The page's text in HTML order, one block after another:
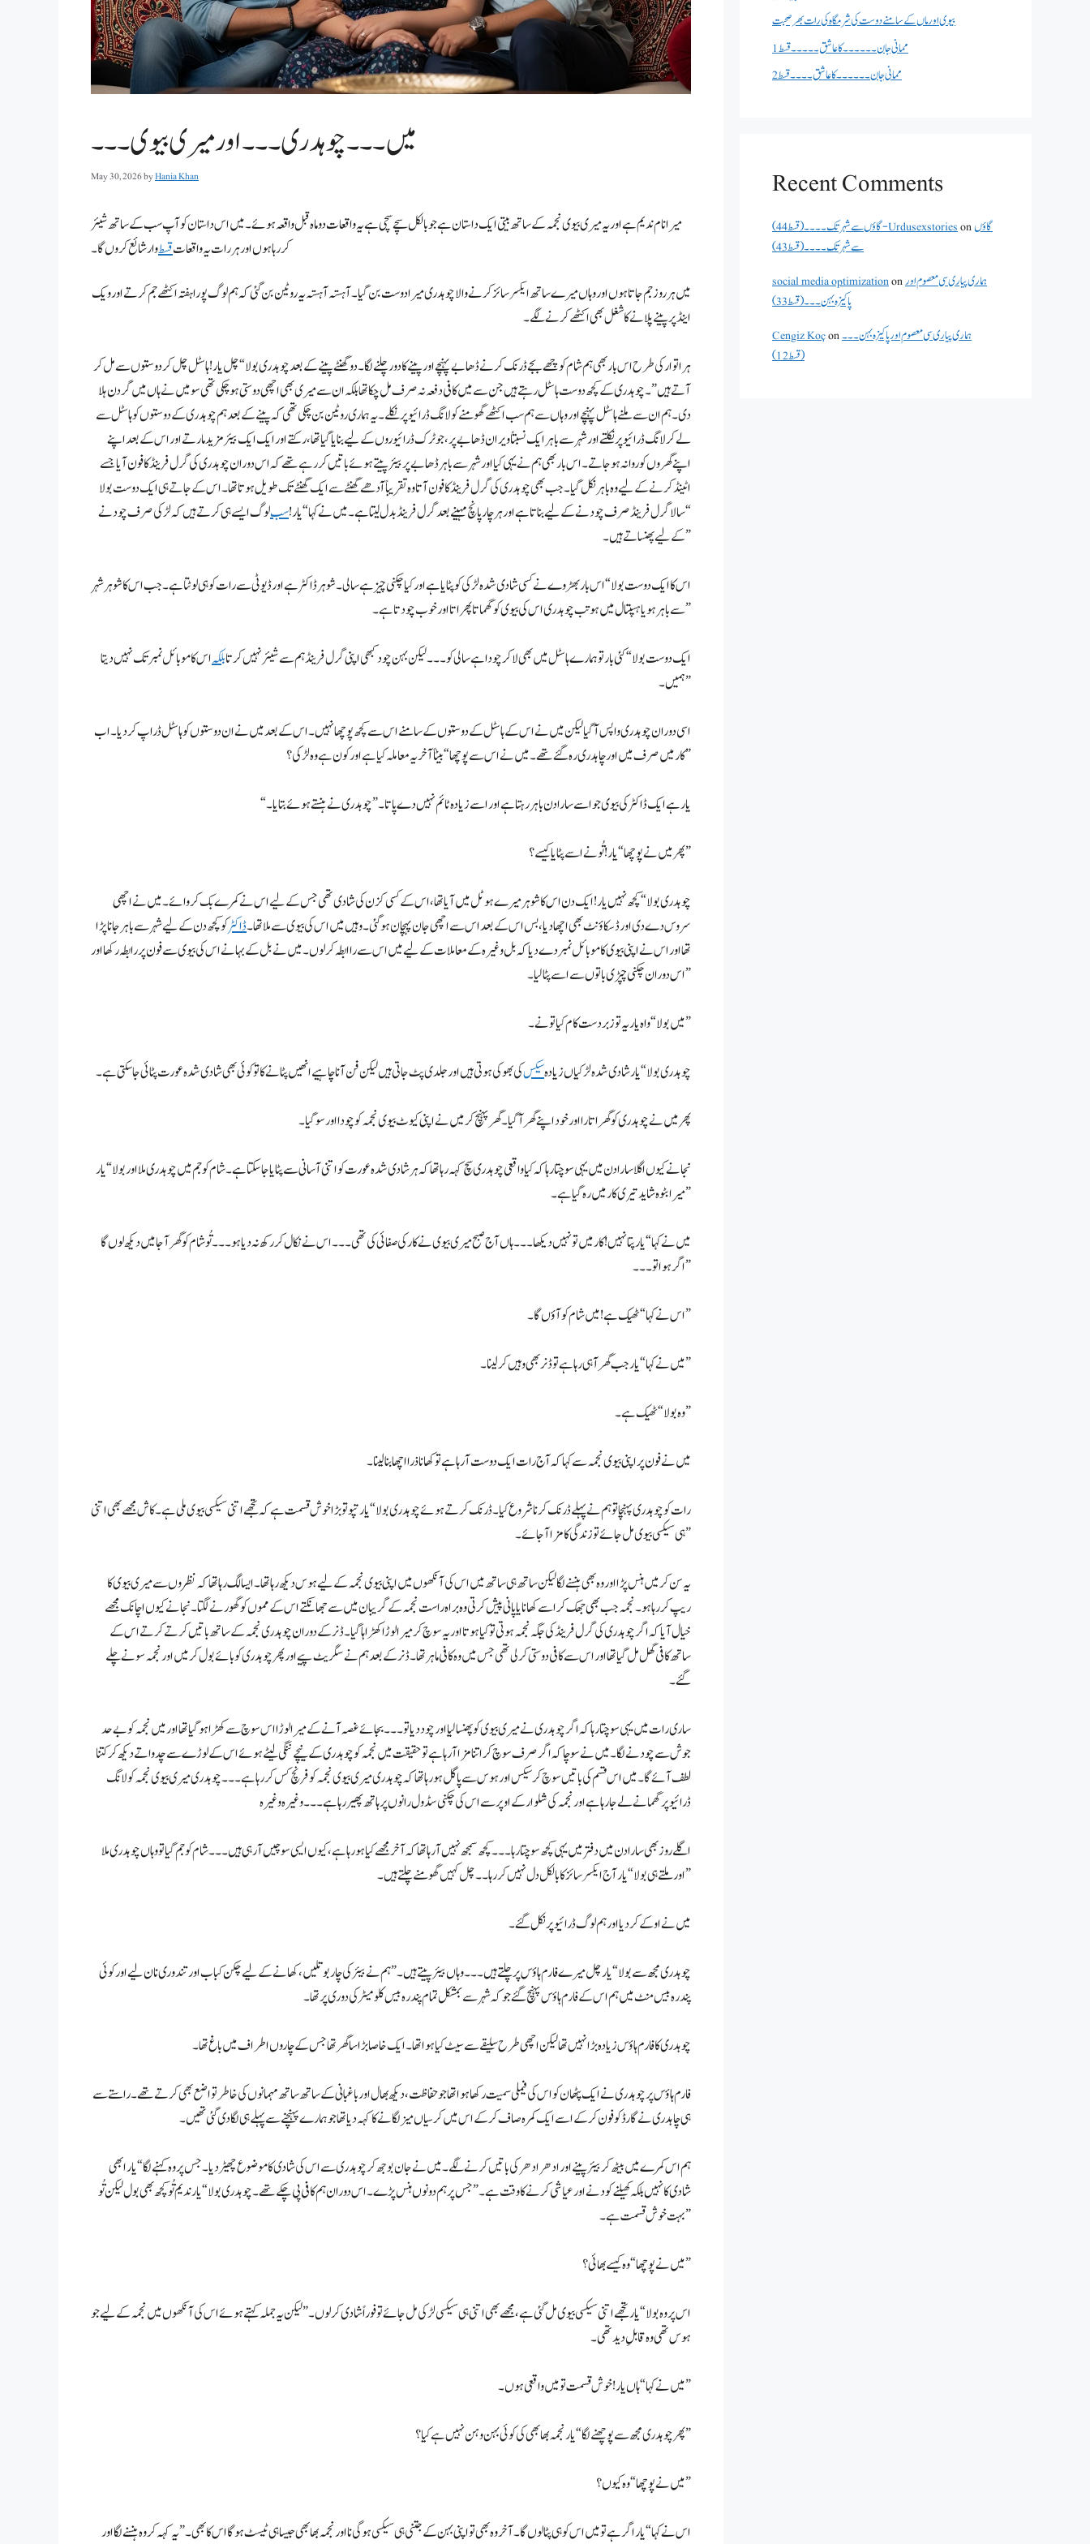
میں ۔۔۔چوہدری۔۔۔اور میری بیوی ۔۔۔
May 30, 2026byHania Khan
میرا نام ندیم ہے اور یہ میری بیوی نجمہ کے ساتھ بیتی ایک داستان ہے جو بالکل سچے سچی ہے یہ واقعات دو ماہ قبل واقعہ ہوئے۔ میں اس داستان کو آپ سب کے ساتھ شیئر
کر رہا ہوں اور ہر رات یہ واقعاتقسطوار شائع کروں گا۔
میں ہر روز جم جاتا ہوں اور وہاں میرے ساتھ ایکسر سائز کرنے والا چوہدری میرا دوست بن گیا۔ آہستہ آہستہ یہ روٹین بن گئی کہ ہم لوگ پورا ہفتہ اکٹھے جم کرتے اور ویک
اینڈ پر پینے پلانے کا شغل بھی اکٹھے کرنے لگے۔
ہر اتوار کی طرح اس بار بھی ہم شام کو چھے بجے ڈرنک کرنے ڈھابے پہنچے اور پینے کا دور چلنے لگا۔ دو گھنٹے پینے کے بعد چوہدری بولا “چل یار! ہاسٹل چل کر دوستوں سے مل کر
آتے ہیں”۔ چوہدری کے کچھ دوست ہاسٹل رہتے ہیں جن سے میں کافی دفعہ نہ صرف مل چکا تھا بلکہ ان سے میری بھی اچھی دوستی ہو چکی تھی سو میں نے ہاں میں گردن ہلا
دی۔ ہم ان سے ملنے ہاسٹل پہنچے اور وہاں سے ہم سب اکٹھے گھومنے کو لانگ ڈرائیو پر نکلے۔ یہ ہماری روٹین بن چکی تھی کہ پینے کے بعد ہم چوہدری کے دوستوں کو ہاسٹل سے
لے کر لانگ ڈرائیو پر نکلتے اور شہر سے باہر ایک نسبتاً ویران ڈھابے پر، جو ٹرک ڈرائیوروں کے لیے بنایا گیا تھا، رکتے اور ایک ایک بیئر مزید مارتے اور اس کے بعد اپنے
اپنے گھروں کو روانہ ہو جاتے۔ اس بار بھی ہم نے یہی کیا اور شہر سے باہر ڈھابے پر بیئر پیتے ہوئے باتیں کر رہے تھے کہ اس دوران چوہدری کی گرل فرینڈ کا فون آیا جسے
اٹینڈ کرنے کے لیے وہ باہر نکل گیا۔ جب بھی چوہدری کی گرل فرینڈ کا فون آتا وہ تقریباً آدھے گھنٹے سے ایک گھنٹے تک طویل ہوتا تھا۔ اس کے جاتے ہی ایک دوست بولا
“سالا گرل فرینڈ صرف چودنے کے لیے بناتا ہے اور ہر چار پانچ مہینے بعد گرل فرینڈ بدل لیتا ہے۔ میں نے کہا “یار!سبلوگ ایسے ہی کرتے ہیں کہ لڑکی صرف چودنے
کے لیے پھنساتے ہیں۔”
اس کا ایک دوست بولا “اس بار بھڑوے نے کسی شادی شدہ لڑکی کو پٹایا ہے اور کیا چکنی چیز ہے سالی۔ شوہر ڈاکٹر ہے اور ڈیوٹی سے رات کو ہی لوٹتا ہے۔ جب اس کا شوہر شہر
سے باہر ہو یا ہسپتال میں ہو تب چوہدری اس کی بیوی کو گھماتا پھراتا اور خوب چودتا ہے۔”
ایک دوست بولا “کئی بار تو ہمارے ہاسٹل میں بھی لا کر چودا ہے سالی کو۔۔۔ لیکن بہن چود کبھی اپنی گرل فرینڈ ہم سے شیئر نہیں کرتابلکہاس کا موبائل نمبر تک نہیں دیتا
ہمیں۔”
اسی دوران چوہدری واپس آ گیا لیکن میں نے اس کے ہاسٹل کے دوستوں کے سامنے اس سے کچھ پوچھا نہیں۔ اس کے بعد میں نے ان دوستوں کو ہاسٹل ڈراپ کر دیا۔ اب
کار میں صرف میں اور چاہدری رہ گئے تھے۔ میں نے اس سے پوچھا “بیٹاً آخر یہ معاملہ کیا ہے اور کون ہے وہ لڑکی؟”
“یار ہے ایک ڈاکٹر کی بیوی جو اسے سارا دن باہر رہتا ہے اور اسے زیادہ ٹائم نہیں دے پاتا۔” چوہدری نے ہنستے ہوئے بتایا۔
پھر میں نے پوچھا “یار! تُو نے اسے پٹایا کیسے؟”
چوہدری بولا “کچھ نہیں یار! ایک دن اس کا شوہر میرے ہوٹل میں آیا تھا، اس کے کسی کزن کی شادی تھی جس کے لیے اس نے کمرے بک کروائے۔ میں نے اچھی
سروس دے دی اور ڈسکاؤنٹ بھی اچھا دیا، بس اس کے بعد اس سے اچھی جان پہچان ہو گئی۔ وہیں میں اس کی بیوی سے ملا تھا۔ڈاکٹرکو کچھ دن کے لیے شہر سے باہر جانا پڑا
تھا اور اس نے اپنی بیوی کا موبائل نمبر دے دیا کہ بل وغیرہ کے معاملات کے لیے میں اس سے راابطہ کر لوں۔ میں نے بل کے بہانے اس کی بیوی سے فون پر رابطہ رکھا اور
اس دوران چکنی چپڑی باتوں سے اسے پٹا لیا۔”
میں بولا “واہ یار یہ تو زبردست کام کیا تو نے۔”
چوہدری بولا “یار شادی شدہ لڑکیاں زیادہسیکسکی بھوکی ہوتی ہیں اور جلدی پٹ جاتی ہیں لیکن فن آنا چاہیے انھیں پٹانے کا تو کوئی بھی شادی شدہ عورت پٹائی جا سکتی ہے۔
پھر میں نے چوہدری کو گھر اتارا اور خود اپنے گھر آ گیا۔ گھر پہنچ کر میں نے اپنی کیوٹ بیوی نجمہ کو چودا اور سو گیا۔
نجانے کیوں اگلا سارا دن میں یہی سوچتا رہا کہ کیا واقعی چوہدری سچ کہہ رہا تھا کہ ہر شادی شدہ عورت کو اتنی آسانی سے پٹایا جا سکتا ہے۔ شام کو جم میں چوہدری ملا اور بولا “یار
میرا بٹوہ شاید تیری کار میں رہ گیا ہے۔”
میں نے کہا “یار پتا نہیں! کار میں تو نہیں دیکھا۔۔۔ ہاں آج صبح میری بیوی نے کار کی صفائی کی تھی۔۔۔ اس نے نکال کر رکھ نہ دیا ہو۔۔۔ تُو شام کو گھر آ جا میں دیکھ لوں گا
اگر ہوا تو۔۔۔”
اس نے کہا “ٹھیک ہے! میں شام کو آؤں گا۔”
میں نے کہا “یار جب گھر آ ہی رہا ہے تو ڈنر بھی وہیں کر لینا۔”
وہ بولا “ٹھیک ہے۔”
میں نے فون پر اپنی بیوی نجمہ سے کہا کہ آج رات ایک دوست آ رہا ہے تو کھانا ذرا اچھا بنا لینا۔
رات کو چوہدری پہنچا تو ہم نے پہلے ڈرنک کرنا شروع کیا۔ ڈرنک کرتے ہوئے چوہدری بولا “یار تپو تو بڑا خوش قسمت ہے کہ تجھے اتنی سیکسی بیوی ملی ہے۔ کاش مجھے بھی اتنی
ہی سیکسی بیوی مل جائے تو زندگی کا مزا آ جائے۔”
یہ سن کر میں ہنس پڑا اور وہ بھی ہنسنے لگا لیکن ساتھ ہی ساتھ میں اس کی آنکھوں میں اپنی بیوی نجمہ کے لیے ہوس دیکھ رہا تھا۔ ایسا لگ رہا تھا کہ نظروں سے میری بیوی کا
ریپ کر رہا ہو۔ نجمہ جب بھی جھک کر اسے کھانا یا پانی پیش کرتی وہ براہ راست نجمہ کے گریبان میں سے جھانکتے اس کے مموں کو گھورنے لگتا۔ نجانے کیوں اچانک مجھے
خیال آیا کہ اگر چوہدری کی گرل فرینڈ کی جگہ نجمہ ہوتی تو کیا ہوتا اور یہ سوچ کر میرا لوڑا کھڑا ہا گیا۔ ڈنر کے دوران چوہدری نجمہ کے ساتھ باتیں کرتے کرتے اس کے
ساتھ کافی گھل مل گیا تھا اور اس سے کافی دوستی کر لی تھی جس میں وہ کافی ماہر تھا۔ ڈنر کے بعد ہم نے سگریٹ پیے اور پھر چوہدری کو بائے بول کر میں اور نجمہ سونے چلے
گئے۔
ساری رات میں یہی سوچتا رہا کہ اگر چوہدری نے میری بیوی کو پھنسا لیا اور چود دیا تو۔۔۔ بجائے غصہ آنے کے میرا لوڑا اس سوچ سے کھڑا ہو گیا تھااور میں نجمہ کو بے حد
جوش سے چودنے لگا۔ میں نے سوچا کہ اگر صرف سوچ کر اتنا مزا آ رہا ہے تو حقیقت میں نجمہ کو چوہدری کے نیچے ننگی لیٹے ہوئے اس کے لوڑے سے چدواتے دیکھ کر کتنا
لطف آئے گا۔ میں اس قسم کی باتیں سوچ کر سیکس اور ہوس سے پاگل ہو رہا تھا کہ چوہدری میری بیوی نجمہ کو فرنچ کس کر رہا ہے۔۔۔ چوہدری میری بیوی نجمہ کو لانگ
ڈرائیو پر گھمانے لے جا رہا ہے اور نجمہ کی شلوار کے اوپر سے اس کی چکنی سڈول رانوں پر ہاتھ پھیر رہا ہے۔۔۔ وغیرہ وغیرہ
اگلے روز بھی سارا دن میں دفتر میں یہی کچھ سوچتا رہا۔۔۔ کچھ سمجھ نہیں آ رہا تھا کہ آخر مجھے کیا ہو رہا ہے، کیوں ایسی سوچیں آ رہی ہیں۔۔۔ شام کو جم گیا تو وہاں چوہدری ملا
اور ملتے ہی بولا “یار آج ایکسرسائز کا بالکل دل نہیں کر رہا۔۔ چل کہیں گھومنے چلتے ہیں۔”
میں نے او کے کر دیا اور ہم لوگ ڈرائیو پر نکل گئے۔
چوہدری مجھ سے بولا “یار چل میرے فارم ہاؤس پر چلتے ہیں۔۔۔ وہاں بیئر پیتے ہیں۔” ہم نے بیئر کی چار بوتلیں، کھانے کے لیے چکن کباب اور تندوری نان لیے اور کوئی
پندرہ بیس منٹ میں ہم اس کے فارم ہاؤس پہنچ گئے جو کہ شہر سے بمشکل تمام پندرہ بیس کلو میٹر کی دوری پر تھا۔
چوہدری کا فارم ہاؤس زیادہ بڑا نہیں تھا لیکن اچھی طرح سلیقے سے سیٹ کیا ہوا تھا۔ ایک خاصا بڑا سا گھر تھا جس کے چاروں اطراف میں باغ تھا۔
فارم ہاؤس پر چوہدری نے ایک پٹھان کو اس کی فیملی سمیت رکھا ہوا تھا جو حفاظت، دیکھ بھال اور باغبانی کے ساتھ ساتھ مہمانوں کی خاطر تواضع بھی کرتے تھے۔ راستے سے
ہی چاہدری نے گارڈ کو فون کر کے اسے ایک کمرہ صاف کر کے اس میں کرسیاں میز لگانے کا کہہ دیا تھا جو ہمارے پہنچنے سے پہلے ہی لگا دی گئی تھیں۔
ہم اس کمرے میں بیٹھ کر بیئر پینے اور ادھر ادھر کی باتیں کرنے لگے۔ میں نے جان بوجھ کر چوہدری سے اس کی شادی کا موضوع چھیڑ دیا۔ جس پر وہ کہنے لگا “یار ابھی
شادی کا نہیں بلکہ کھیلنے کودنے اور عیاشی کرنے کا وقت ہے۔” جس پر ہم دونوں ہنس پڑے۔ اس دوران ہم کافی پی چکے تھے۔ چوہدری بولا “یار ندیم تُو کچھ بھی بول لیکن تُو
بہت خوش قسمت ہے۔”
میں نے پوچھا “وہ کیسے بھائی؟”
اس پر وہ بولا “یار تجھے اتنی سیکسی بیوی مل گئی ہے، مجھے بھی اتنی ہی سیکسی لڑکی مل جائے تو فوراً شادی کر لوں۔” لیکن یہ جملہ کہتے ہوئے اس کی آنکھوں میں نجمہ کے لیے جو
ہوس تھی وہ قابلِ دیدتھی۔
میں نے کہا “ہاں یار! خوش قسمت تو میں واقعی ہوں۔”
پھر چوہدری مجھ سے پوچھنے لگا “یار نجمہ بھابھی کی کوئی بہن وہن نہیں ہے کیا؟”
میں نے پوچھا “وہ کیوں؟”
اس نے کہا “یار اگر ہے تو میں اس کو ہی پٹا لوں گا۔ آخر وہ بھی تو اپنی بہن کے جتنی ہی سیکسی ہو گی نا اور نجمہ بھابھی جیسا ہی ٹیسٹ ہو گا اس کا بھی۔” یہ کہہ کر وہ ہنسنے لگا اور
بیوی اور ماں کے سامنے دوست کی شرمگاہ کی رات بھر صحبت
ممانی جان ۔۔۔۔۔۔کا عاشق ۔۔۔۔۔قسط 1
ممانی جان ۔۔۔۔۔۔کا عاشق ۔۔۔۔قسط 2
Recent Comments
گاؤں سے شہر تک۔۔۔۔(قسط 44) - Urdusexstoriesonگاؤں
سے شہر تک۔۔۔۔(قسط 43)
social media optimizationonہماری پیاری سی معصوم اور
پاکیزہ بہن۔۔۔(قسط33)
Cengiz Koçonہماری پیاری سی معصوم اور پاکیزہ بہن۔۔۔
(قسط12)